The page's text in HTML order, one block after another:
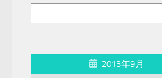
2013年9月